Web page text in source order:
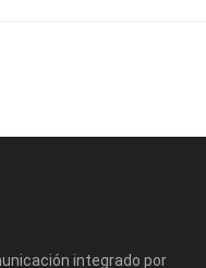
integrado por